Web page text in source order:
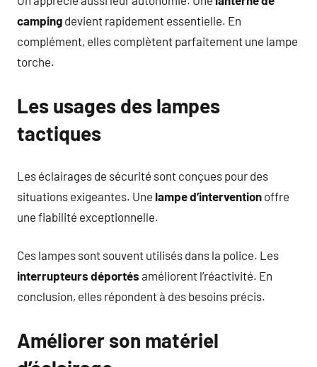
camping devient rapidement essentielle. En
complément, elles complètent parfaitement une lampe
torche.
Les usages des lampes
tactiques
Les éclairages de sécurité sont conçues pour des
situations exigeantes. Une lampe d’intervention offre
une fiabilité exceptionnelle.
Ces lampes sont souvent utilisés dans la police. Les
interrupteurs déportés améliorent l’réactivité. En
conclusion, elles répondent à des besoins précis.
Améliorer son matériel